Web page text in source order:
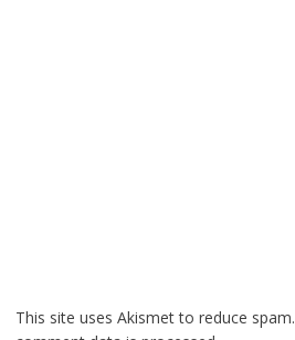
This site uses Akismet to reduce spam.